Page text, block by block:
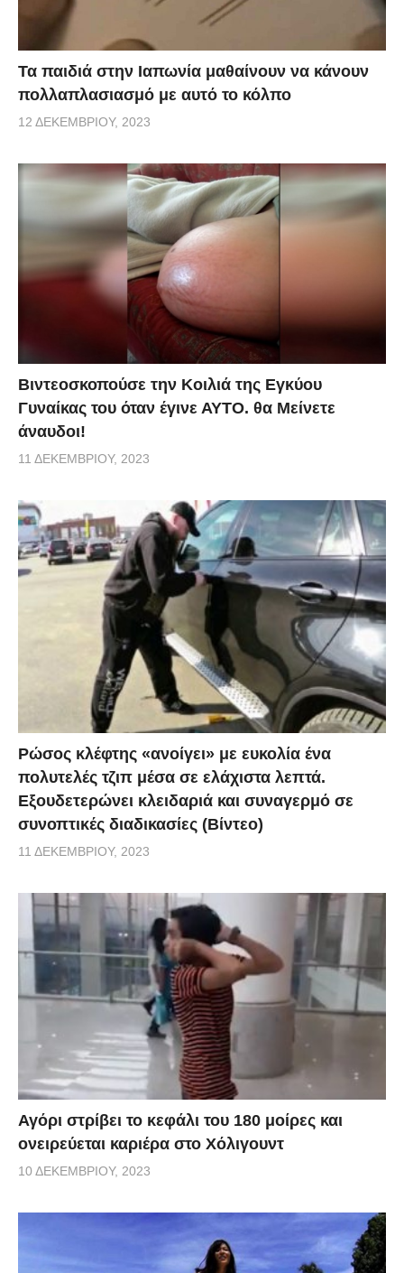
Τα παιδιά στην Ιαπωνία μαθαίνουν να κάνουν
πολλαπλασιασμό με αυτό το κόλπο
12 ΔΕΚΕΜΒΡΊΟΥ, 2023
Βιντεοσκοπούσε την Κοιλιά της Εγκύου
Γυναίκας του όταν έγινε ΑΥΤΟ. θα Μείνετε
άναυδοι!
11 ΔΕΚΕΜΒΡΊΟΥ, 2023
Ρώσος κλέφτης «ανοίγει» με ευκολία ένα
πολυτελές τζιπ μέσα σε ελάχιστα λεπτά.
Εξουδετερώνει κλειδαριά και συναγερμό σε
συνοπτικές διαδικασίες (Βίντεο)
11 ΔΕΚΕΜΒΡΊΟΥ, 2023
Αγόρι στρίβει το κεφάλι του 180 μοίρες και
ονειρεύεται καριέρα στο Χόλιγουντ
10 ΔΕΚΕΜΒΡΊΟΥ, 2023